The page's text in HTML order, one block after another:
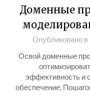
Доменные
Опубликовано в
Освой доменные
эффективность и
обеспечение.